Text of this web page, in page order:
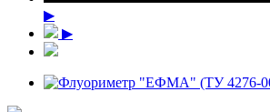
▶
▶